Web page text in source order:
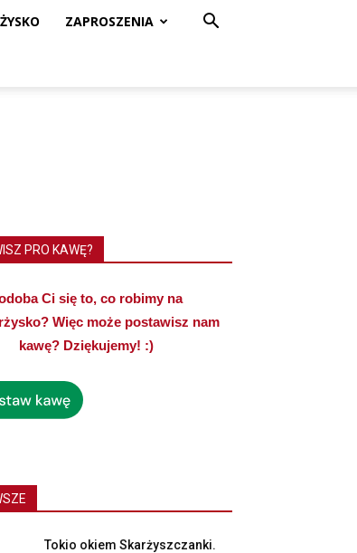
ZAPROSZENIA
PRO KAWĘ?
Ci się to, co robimy na
Więc może postawisz nam
kawę? Dziękujemy! :)
Tokio okiem Skarżyszczanki.